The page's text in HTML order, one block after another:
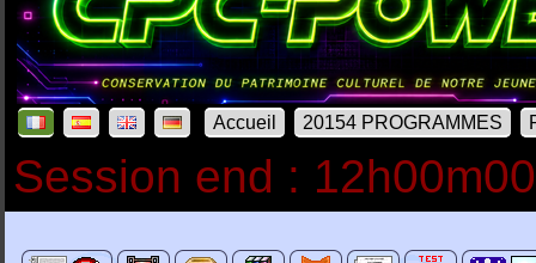
Accueil 20154 PROGRAMMES
Session end :